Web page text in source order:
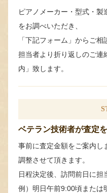
ピアノメーカー・型式・
をお調べいただき、
「下記フォーム」からご相
担当者より折り返しのご連
内」致します。
ベテラン技術者が査定を
事前に査定金額をご案内し
調整させて頂きます。
日程決定後、訪問前日に担
例）明日午前9:00頃または